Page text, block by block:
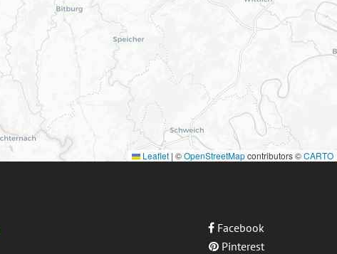
Leaflet | ©OpenStreetMapcontributors ©CARTO
Facebook
Pinterest